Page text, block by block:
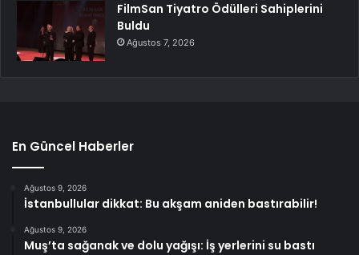
FilmSan Tiyatro Ödülleri Sahiplerini
Buldu
Ağustos 7, 2026
En Güncel Haberler
Ağustos 9, 2026
İstanbullular dikkat: Bu akşam aniden bastırabilir!
Ağustos 9, 2026
Muş’ta sağanak ve dolu yağışı: İş yerlerini su bastı